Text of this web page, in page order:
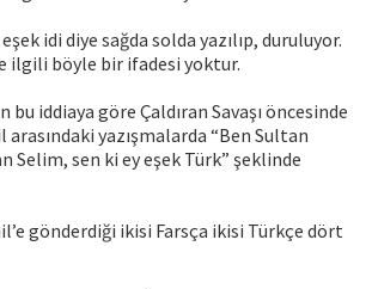
idi diye sağda solda yazılıp, duruluyor.
ilgili böyle bir ifadesi yoktur.
bu iddiaya göre Çaldıran Savaşı öncesinde
arasındaki yazışmalarda “Ben Sultan
Selim, sen ki ey eşek Türk” şeklinde
gönderdiği ikisi Farsça ikisi Türkçe dört